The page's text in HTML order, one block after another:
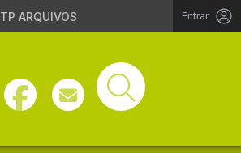
ARQUIVOS Entrar